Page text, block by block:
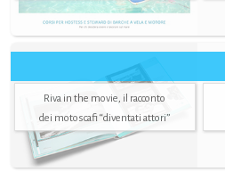
Riva in the movie, il racconto
dei motoscafi “diventati attori”